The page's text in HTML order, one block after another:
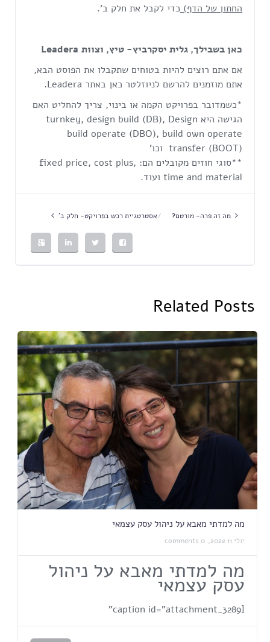
החתון של הדף) כדי לקבל את חלק ב'.
כאן בשבילך, גלית יסקרביץ- טיץ, וצוות Leadera
אם אתם רוצים להיות בטוחים שתקבלו את הפוסט הבא,
אתם מוזמנים להרשם לניוזלטר כאן באתר Leadera.
*כשמדובר בפרויקט הקמה או בינוי, צריך להחליט האם
הגישה היא turnkey, design build (DB), Design
build operate (DBO), build own operate
transfer (BOOT) וכו'
**סוגי חוזים מקובלים הם: fixed price, cost plus,
time and material ועוד.
מה זה פרה- מורטם? אסטרטגיית רכש בפרויקט- חלק ב'
Related Posts
מה למדתי מאבא על ניהול עסק עצמאי
יולי 11 2022, 0 comments
מה למדתי מאבא על ניהול
עסק עצמאי
[caption id="attachment_3289"